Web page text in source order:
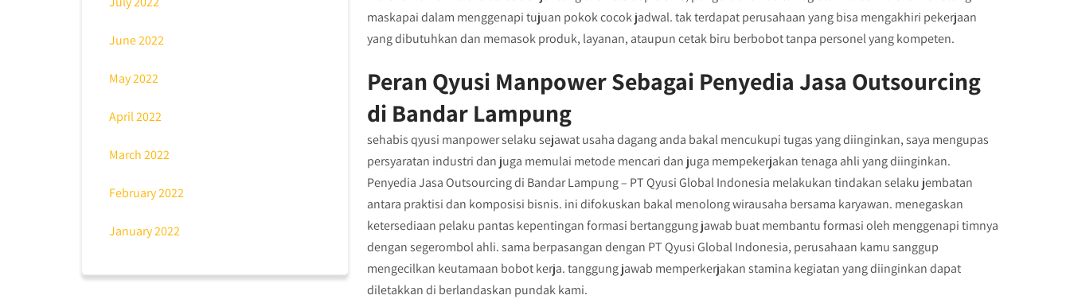
maskapai dalam menggenapi tujuan pokok cocok jadwal. tak terdapat perusahaan yang bisa mengakhiri pekerjaan
yang dibutuhkan dan memasok produk, layanan, ataupun cetak biru berbobot tanpa personel yang kompeten.
Peran Qyusi Manpower Sebagai Penyedia Jasa Outsourcing
di Bandar Lampung
sehabis qyusi manpower selaku sejawat usaha dagang anda bakal mencukupi tugas yang diinginkan, saya mengupas
persyaratan industri dan juga memulai metode mencari dan juga mempekerjakan tenaga ahli yang diinginkan.
Penyedia Jasa Outsourcing di Bandar Lampung – PT Qyusi Global Indonesia melakukan tindakan selaku jembatan
antara praktisi dan komposisi bisnis. ini difokuskan bakal menolong wirausaha bersama karyawan. menegaskan
ketersediaan pelaku pantas kepentingan formasi bertanggung jawab buat membantu formasi oleh menggenapi timnya
dengan segerombol ahli. sama berpasangan dengan PT Qyusi Global Indonesia, perusahaan kamu sanggup
mengecilkan keutamaan bobot kerja. tanggung jawab memperkerjakan stamina kegiatan yang diinginkan dapat
diletakkan di berlandaskan pundak kami.
June 2022
May 2022
April 2022
March 2022
February 2022
January 2022